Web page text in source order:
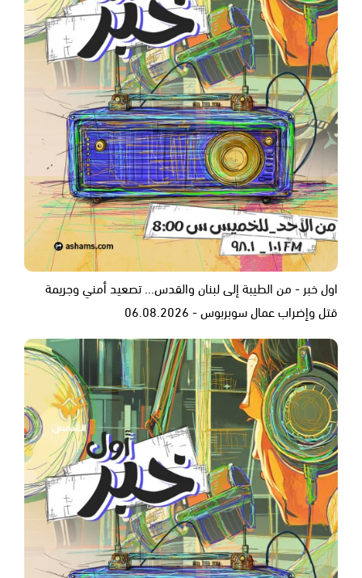
اول خبر - من الطيبة إلى لبنان والقدس... تصعيد أمني وجريمة
قتل وإضراب عمال سوبربوس - 06.08.2026